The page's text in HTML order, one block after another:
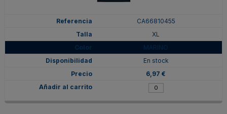
CA66810455
XL
MARINO
En stock
6,97 €